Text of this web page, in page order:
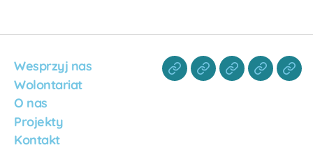
o
o
n
a
ri
a
Wesprzyj nas
Wolontariat
O nas
Projekty
Kontakt